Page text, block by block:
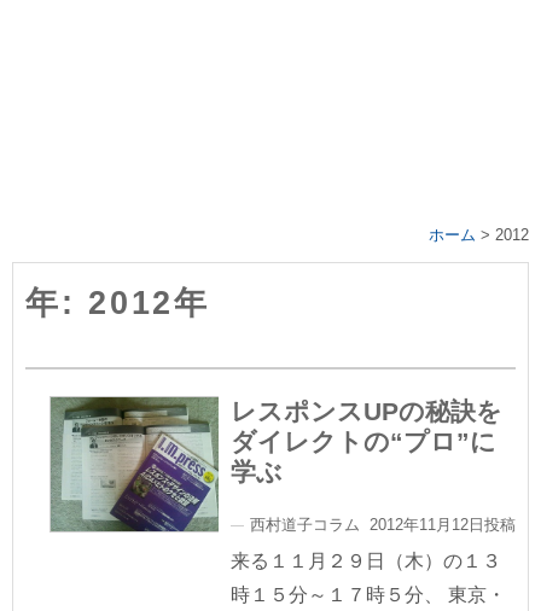
ホーム > 2012
年: 2012年
レスポンスUPの秘訣を
ダイレクトの“プロ”に
学ぶ
西村道子コラム 2012年11月12日投稿
来る１１月２９日（木）の１３
時１５分～１７時５分、 東京・